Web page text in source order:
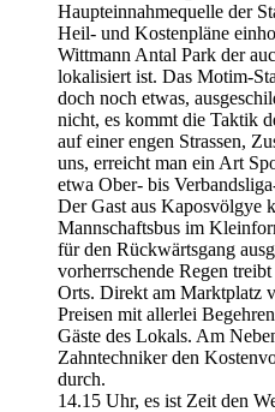
Haupteinnahmequelle der
Heil- und Kostenpläne
Wittmann Antal Park der
lokalisiert ist. Das Motim-
doch noch etwas,
nicht, es kommt die Taktik
auf einer engen Strassen,
uns, erreicht man ein Art
etwa Ober- bis
Der Gast aus Kaposvölgye
Mannschaftsbus im
für den Rückwärtsgang
vorherrschende Regen
Orts. Direkt am Marktplatz
Preisen mit allerlei
Gäste des Lokals. Am
Zahntechniker den
durch.
14.15 Uhr, es ist Zeit den